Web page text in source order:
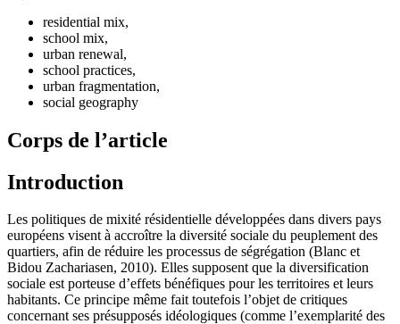
residential mix,
school mix,
urban renewal,
school practices,
urban fragmentation,
social geography
Corps de l’article
Introduction
Les politiques de mixité résidentielle développées dans divers pays
européens visent à accroître la diversité sociale du peuplement des
quartiers, afin de réduire les processus de ségrégation (Blanc et
Bidou Zachariasen, 2010). Elles supposent que la diversification
sociale est porteuse d’effets bénéfiques pour les territoires et leurs
habitants. Ce principe même fait toutefois l’objet de critiques
concernant ses présupposés idéologiques (comme l’exemplarité des